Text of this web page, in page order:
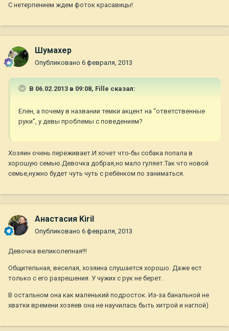
С нетерпением ждем фоток красавицы!
Шумахер
Опубликовано 6 февраля, 2013
В 06.02.2013 в 09:08, Fille сказал:
Елен, а почему в названии темки акцент на "ответственные
руки", у девы проблемы с поведением?
Хозяин очень переживает.И хочет что-бы собака попала в
хорошую семью.Девочка добрая,но мало гуляет.Так что новой
семье,нужно будет чуть чуть с ребёнком по заниматься.
Анастасия Kiril
Опубликовано 6 февраля, 2013
Девочка великолепная!!!
Общительная, веселая, хозяина слушается хорошо. Даже ест
только с его разрешения. У чужих с рук не берет.
В остальном она как маленький подросток. Из-за банальной не
хватки времени хозяев она не научилась быть хитрой и наглой)